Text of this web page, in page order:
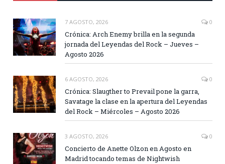
7 AGOSTO, 2026 0
Crónica: Arch Enemy brilla en la segunda
jornada del Leyendas del Rock – Jueves –
Agosto 2026
6 AGOSTO, 2026 0
Crónica: Slaugther to Prevail pone la garra,
Savatage la clase en la apertura del Leyendas
del Rock – Miércoles – Agosto 2026
3 AGOSTO, 2026 0
Concierto de Anette Olzon en Agosto en
Madrid tocando temas de Nightwish